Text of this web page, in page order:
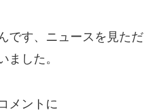
です、ニュースを見ただ
ました。
メントに